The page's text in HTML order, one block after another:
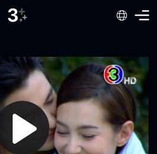
ปลัดโดนยิง
ยู่กันแบบเพื่อนไม่ได้ ก็อยู่กันแบบศัตรู
เวลาตายแล้ว